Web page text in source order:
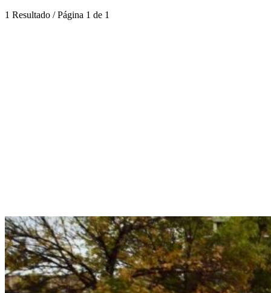
1 Resultado / Página 1 de 1